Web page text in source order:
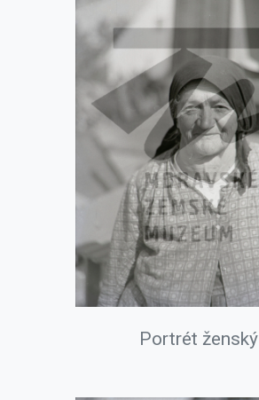
Portrét ženský